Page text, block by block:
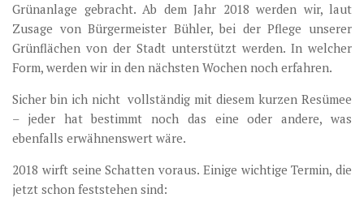
Grünanlage gebracht. Ab dem Jahr 2018 werden wir, laut
Zusage von Bürgermeister Bühler, bei der Pflege unserer
Grünflächen von der Stadt unterstützt werden. In welcher
Form, werden wir in den nächsten Wochen noch erfahren.
Sicher bin ich nicht vollständig mit diesem kurzen Resümee
– jeder hat bestimmt noch das eine oder andere, was
ebenfalls erwähnenswert wäre.
2018 wirft seine Schatten voraus. Einige wichtige Termin, die
jetzt schon feststehen sind: